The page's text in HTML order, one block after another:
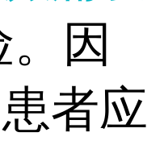
因
者应